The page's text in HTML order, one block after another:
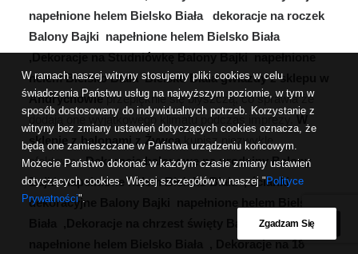
napełnione helem Bielsko Biała dekoracje na roczek
Balony Bajki napełnione helem Bielsko Biała
,Dekoracje na Studniówkę Balony Bajki napełnione
helem Bielsko Biała Bielsko Biała gwiazdy z sklepu w
Andrychowieprzepięknie się błyszczą, co sprawia że
dodają one wyjątkowego klimatu podczas imprezy.
sklepie z balonami z Żywca
kupisz niezwykle
efektowneDekoracje balonowe na urodziny Balony
Bajki napełnione helem Bielsko Biała , ścianki
dekoracyjne Balony Bajki napełnione helem Bielsko
Biała ,Dekoracje na chrzest święty Balony Bajki
napełnione helem Bielsko Biała , Dekoracje na 18
W ramach naszej witryny stosujemy pliki cookies w celu
świadczenia Państwu usług na najwyższym poziomie, w tym w
sposób dostosowany do indywidualnych potrzeb. Korzystanie z
witryny bez zmiany ustawień dotyczących cookies oznacza, że
będą one zamieszczane w Państwa urządzeniu końcowym.
Możecie Państwo dokonać w każdym czasie zmiany ustawień
dotyczących cookies. Więcej szczegółów w naszej " Polityce
Prywatności".
Zgadzam Się